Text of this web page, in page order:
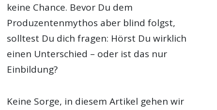
keine Chance. Bevor Du dem
Produzentenmythos aber blind folgst,
solltest Du dich fragen: Hörst Du wirklich
einen Unterschied – oder ist das nur
Einbildung?
Keine Sorge, in diesem Artikel gehen wir